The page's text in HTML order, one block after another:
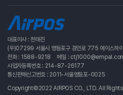
대표이사 : 천태진
(우)07299 서울시 영등포구 경인로 775 에이스하
전화 : 1588-9218
메일 :
사업자등록번호 : 214-87-26177
통신판매신고번호 : 2011-서울영등포-0025
Copyright©2022 AIRPOS CO., LTD. All